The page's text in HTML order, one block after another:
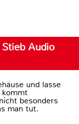
Stieb Audio
und lasse
kommt
besonders
man tut.